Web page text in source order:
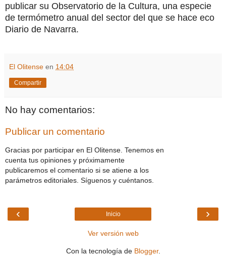
publicar su Observatorio de la Cultura, una especie
de termómetro anual del sector del que se hace eco
Diario de Navarra.
El Olitense en 14:04
Compartir
No hay comentarios:
Publicar un comentario
Gracias por participar en El Olitense. Tenemos en
cuenta tus opiniones y próximamente
publicaremos el comentario si se atiene a los
parámetros editoriales. Síguenos y cuéntanos.
‹ ›
Inicio
Ver versión web
Con la tecnología de Blogger.